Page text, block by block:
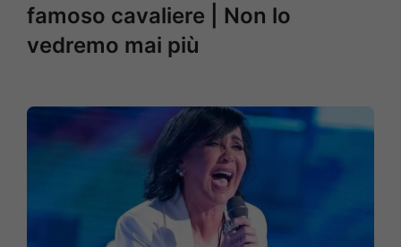
famoso cavaliere | Non lo
vedremo mai più